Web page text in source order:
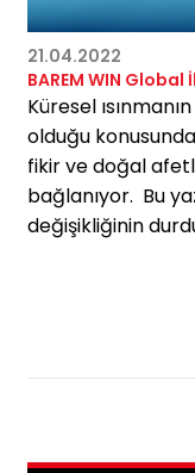
21.04.2022
BAREM WIN
Küresel
olduğu
fikir ve doğal
bağlanıyor. Bu
değişikliğinin